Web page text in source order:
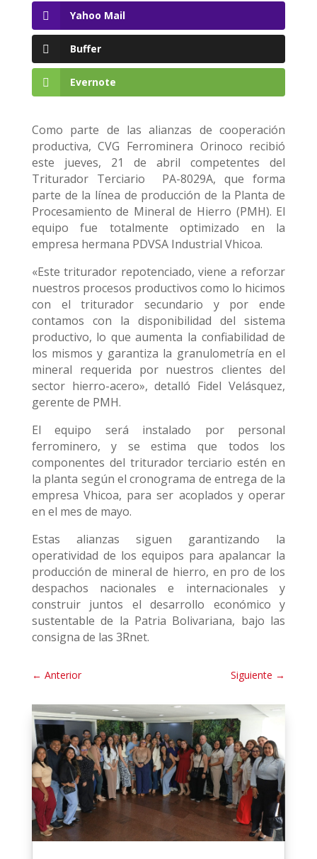
Yahoo Mail
Buffer
Evernote
Como parte de las alianzas de cooperación
productiva, CVG Ferrominera Orinoco recibió
este jueves, 21 de abril competentes del
Triturador Terciario PA-8029A, que forma
parte de la línea de producción de la Planta de
Procesamiento de Mineral de Hierro (PMH). El
equipo fue totalmente optimizado en la
empresa hermana PDVSA Industrial Vhicoa.
«Este triturador repotenciado, viene a reforzar
nuestros procesos productivos como lo hicimos
con el triturador secundario y por ende
contamos con la disponibilidad del sistema
productivo, lo que aumenta la confiabilidad de
los mismos y garantiza la granulometría en el
mineral requerida por nuestros clientes del
sector hierro-acero», detalló Fidel Velásquez,
gerente de PMH.
El equipo será instalado por personal
ferrominero, y se estima que todos los
componentes del triturador terciario estén en
la planta según el cronograma de entrega de la
empresa Vhicoa, para ser acoplados y operar
en el mes de mayo.
Estas alianzas siguen garantizando la
operatividad de los equipos para apalancar la
producción de mineral de hierro, en pro de los
despachos nacionales e internacionales y
construir juntos el desarrollo económico y
sustentable de la Patria Bolivariana, bajo las
consigna de las 3Rnet.
← Anterior Siguiente →